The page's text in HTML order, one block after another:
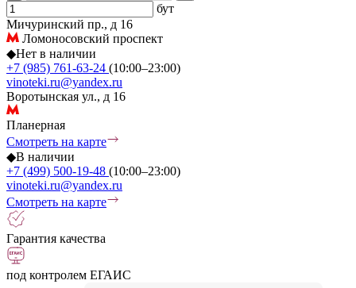
бут
Мичуринский пр., д 16
Ломоносовский проспект
◆Нет в наличии
+7 (985) 761-63-24 (10:00–23:00)
vinoteki.ru@yandex.ru
Воротынская ул., д 16
Планерная
Смотреть на карте
◆В наличии
+7 (499) 500-19-48 (10:00–23:00)
vinoteki.ru@yandex.ru
Смотреть на карте
Гарантия качества
под контролем ЕГАИС